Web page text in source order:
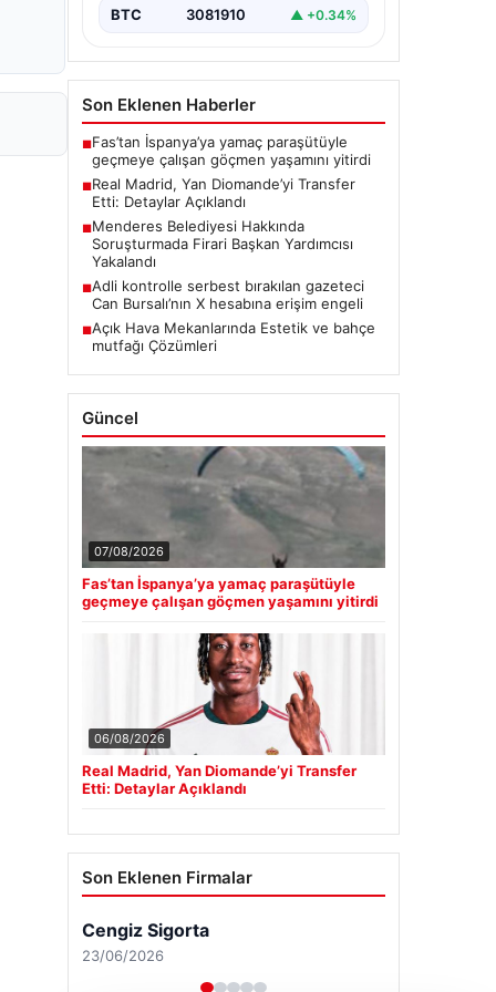
BTC 3081910 ▲ +0.34%
Son Eklenen Haberler
■Fas’tan İspanya’ya yamaç paraşütüyle
geçmeye çalışan göçmen yaşamını yitirdi
■Real Madrid, Yan Diomande’yi Transfer
Etti: Detaylar Açıklandı
■Menderes Belediyesi Hakkında
Soruşturmada Firari Başkan Yardımcısı
Yakalandı
■Adli kontrolle serbest bırakılan gazeteci
Can Bursalı’nın X hesabına erişim engeli
■Açık Hava Mekanlarında Estetik ve bahçe
mutfağı Çözümleri
Güncel
07/08/2026
Fas’tan İspanya’ya yamaç paraşütüyle
geçmeye çalışan göçmen yaşamını yitirdi
06/08/2026
Real Madrid, Yan Diomande’yi Transfer
Etti: Detaylar Açıklandı
Son Eklenen Firmalar
Cengiz Sigorta
23/06/2026